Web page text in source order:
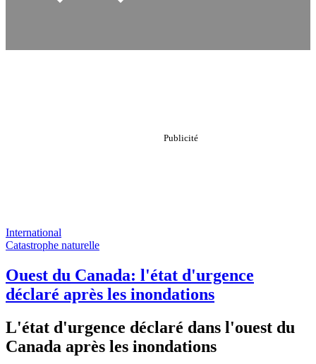
International
Catastrophe naturelle
Ouest du Canada: l'état d'urgence
déclaré après les inondations
L'état d'urgence déclaré dans l'ouest du
Canada après les inondations